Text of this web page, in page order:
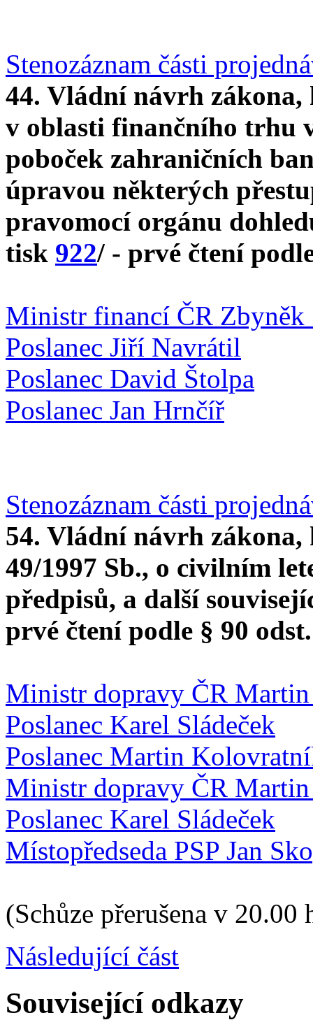
Stenozáznam části
44. Vládní návrh zákona,
v oblasti finančního trhu
poboček zahraničních
úpravou některých
pravomocí orgánu
tisk 922/ - prvé čtení
Ministr financí ČR Zbyněk
Poslanec Jiří Navrátil
Poslanec David Štolpa
Poslanec Jan Hrnčíř
Stenozáznam části
54. Vládní návrh zákona,
49/1997 Sb., o civilním
předpisů, a další
prvé čtení podle § 90
Ministr dopravy ČR
Poslanec Karel Sládeček
Poslanec Martin
Ministr dopravy ČR
Poslanec Karel Sládeček
Místopředseda PSP Jan
(Schůze přerušena v 20.00
Následující část
Související odkazy